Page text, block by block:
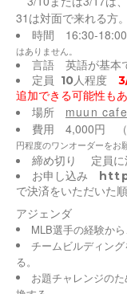
31は対面で来れる方。
時間 16:30-
はありません。
言語 英語が基本
定員 10人程度
追加できる可能性も
場所 muun
費用 4,000円
円程度のワンオーダーをお
締め切り 定員に
お申し込み
で決済をいただいた
アジェンダ
MLB選手の経験か
チームビルディン
る。
お題チャレンジの